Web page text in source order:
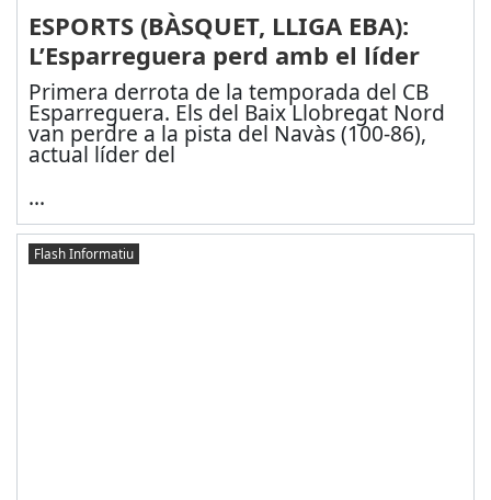
ESPORTS (BÀSQUET, LLIGA EBA):
L’Esparreguera perd amb el líder
Primera derrota de la temporada del CB
Esparreguera. Els del Baix Llobregat Nord
van perdre a la pista del Navàs (100-86),
actual líder del
...
Flash Informatiu